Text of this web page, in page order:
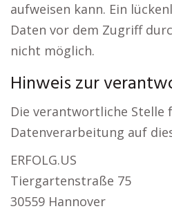
aufweisen kann. Ein
Daten vor dem Zugriff
nicht möglich.
Hinweis zur
Die verantwortliche Stelle
Datenverarbeitung auf
ERFOLG.US
Tiergartenstraße 75
30559 Hannover